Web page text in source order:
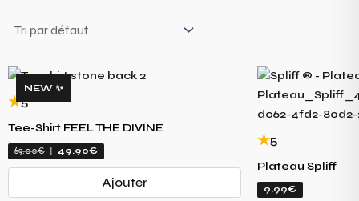
NEW ✨
5
Tee-Shirt FEEL THE DIVINE
69.00€ 49.90€
Ajouter
5
Plateau Spliff
9.99€